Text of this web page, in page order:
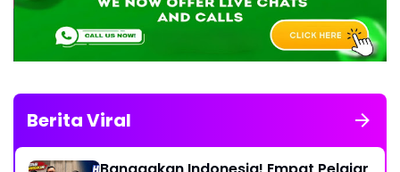
Berita Viral